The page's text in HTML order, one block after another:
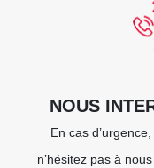
NOUS
En cas
n’hésitez pas à